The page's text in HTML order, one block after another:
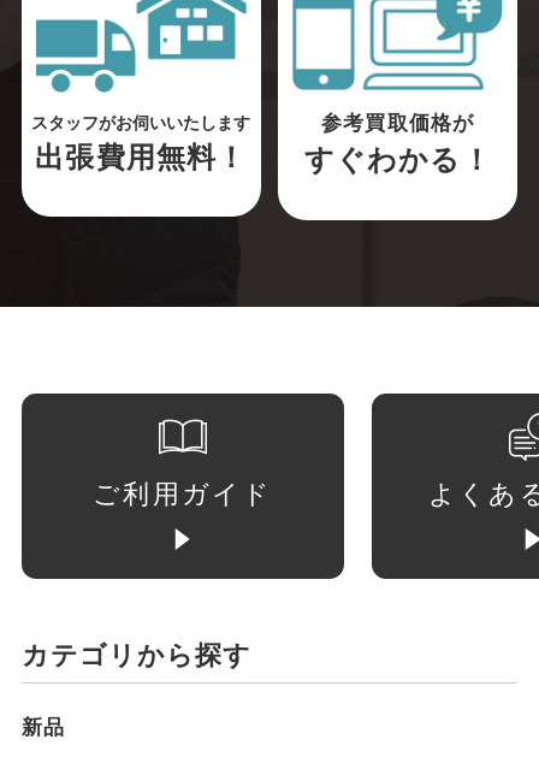
スタッフがお伺いいたします
出張費用無料！
参考買取価格が
すぐわかる！
ご利用ガイド よくあ
カテゴリから探す
新品